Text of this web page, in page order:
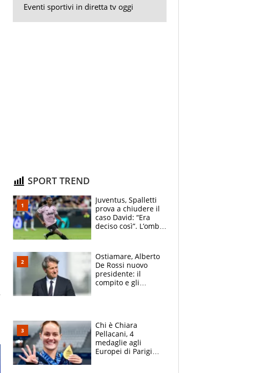
Eventi sportivi in diretta tv oggi
SPORT TREND
Juventus, Spalletti
prova a chiudere il
caso David: “Era
deciso così”. L’ombra
Ostiamare, Alberto
De Rossi nuovo
presidente: il
compito e gli
Chi è Chiara
Pellacani, 4
medaglie agli
Europei di Parigi